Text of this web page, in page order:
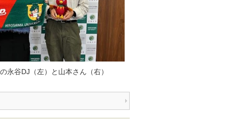
永谷DJ（左）と山本さん（右）